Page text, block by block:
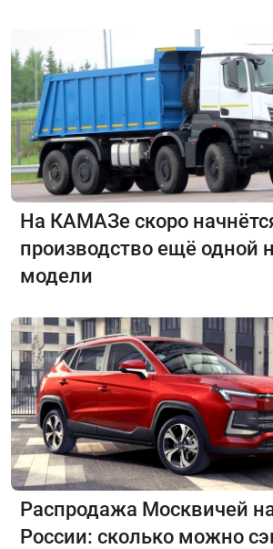
На КАМАЗе скоро
производство ещё одной
модели
Распродажа Москвичей
России: сколько можно